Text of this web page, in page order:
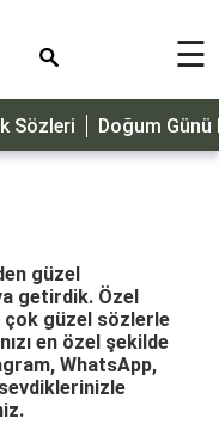
☰
Sözleri Doğum Günü
güzel
getirdik. Özel
çok güzel sözlerle
en özel şekilde
WhatsApp,